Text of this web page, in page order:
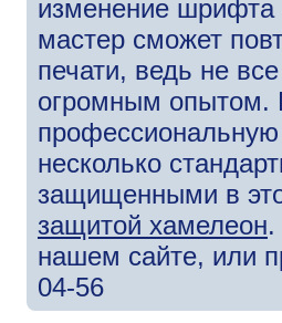
изменение шрифта
мастер сможет
печати, ведь не
огромным опытом.
несколько
защищенными в
защитой хамелеон
нашем сайте, или
04-56